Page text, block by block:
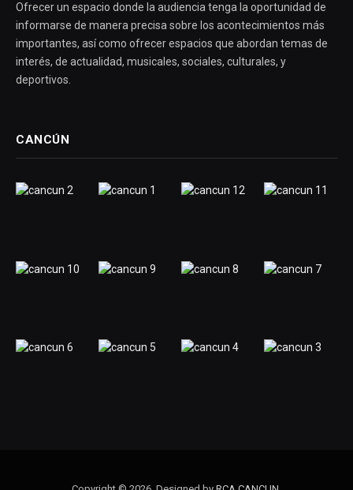
Ofrecer un espacio donde la audiencia tenga la oportunidad de
informarse de manera precisa sobre los acontecimientos más
importantes, así como ofrecer espacios que abordan temas de
interés, de actualidad, musicales, sociales, culturales, y
deportivos.
CANCÚN